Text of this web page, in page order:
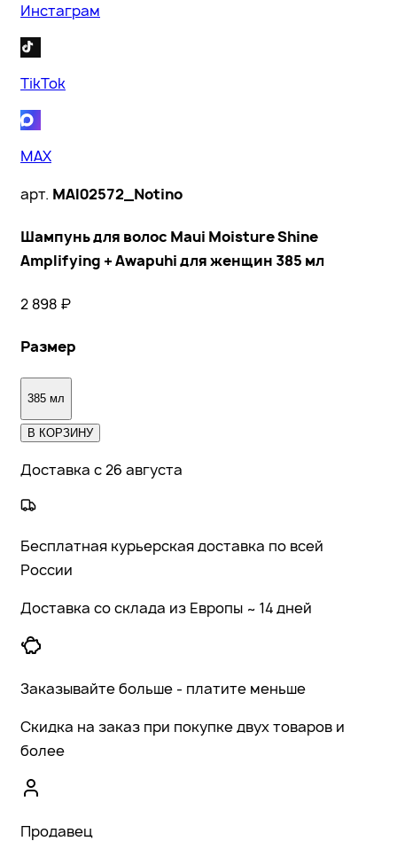
Инстаграм
TikTok
MAX
арт. MAI02572_Notino
Шампунь для волос Maui Moisture Shine
Amplifying + Awapuhi для женщин 385 мл
2 898 ₽
Размер
385 мл
В КОРЗИНУ
Доставка с 26 августа
Бесплатная курьерская доставка по всей
России
Доставка со склада из Европы ~ 14 дней
Заказывайте больше - платите меньше
Скидка на заказ при покупке двух товаров и
более
Продавец